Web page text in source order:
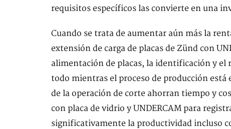
requisitos específicos las convierte en una
Cuando se trata de aumentar aún más la
extensión de carga de placas de Zünd con
alimentación de placas, la identificación y
todo mientras el proceso de producción
de la operación de corte ahorran tiempo y
con placa de vidrio y UNDERCAM para
significativamente la productividad incluso